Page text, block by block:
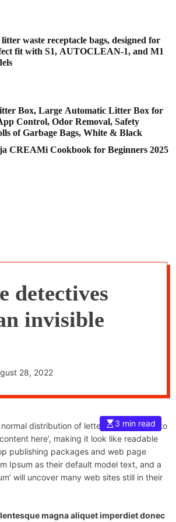
waste receptacle bags, designed for
fit with S1, AUTOCLEAN-1, and M1
Box, Large Automatic Litter Box for
Control, Odor Removal, Safety
of Garbage Bags, White & Black
CREAMi Cookbook for Beginners 2025
detectives
invisible
28, 2022
3 min read
distribution of letters, as opposed to
here’, making it look like readable
publishing packages and web page
Ipsum as their default model text, and a
will uncover many web sites still in their
magna aliquet imperdiet donec